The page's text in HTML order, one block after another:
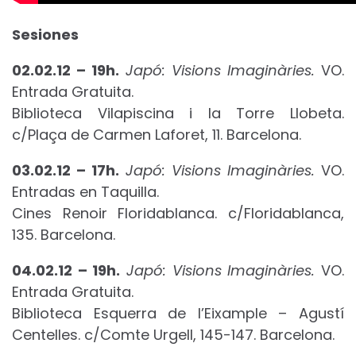
Sesiones
02.02.12 – 19h. Japó: Visions Imaginàries. VO.
Entrada Gratuita.
Biblioteca Vilapiscina i la Torre Llobeta.
c/Plaça de Carmen Laforet, 11. Barcelona.
03.02.12 – 17h. Japó: Visions Imaginàries. VO.
Entradas en Taquilla.
Cines Renoir Floridablanca. c/Floridablanca,
135. Barcelona.
04.02.12 – 19h. Japó: VisionsImaginàries. VO.
Entrada Gratuita.
Biblioteca Esquerra de l’Eixample – Agustí
Centelles. c/Comte Urgell, 145-147. Barcelona.